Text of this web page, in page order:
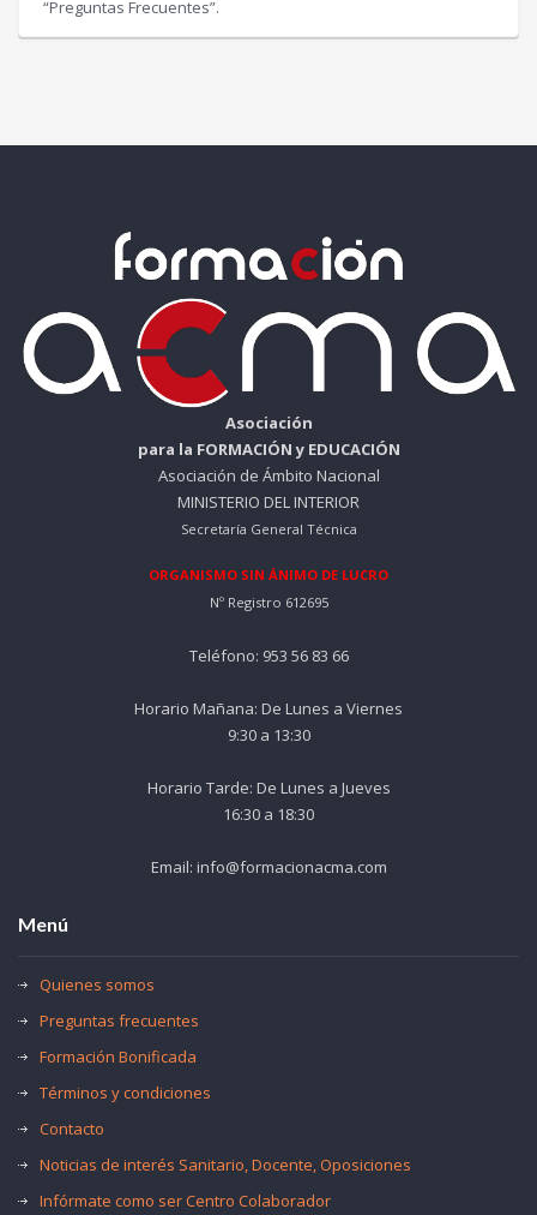
“Preguntas Frecuentes”.
Asociación
para la FORMACIÓN y EDUCACIÓN
Asociación de Ámbito Nacional
MINISTERIO DEL INTERIOR
Secretaría General Técnica
ORGANISMO SIN ÁNIMO DE LUCRO
Nº Registro 612695
Teléfono: 953 56 83 66
Horario Mañana: De Lunes a Viernes
9:30 a 13:30
Horario Tarde: De Lunes a Jueves
16:30 a 18:30
Email: info@formacionacma.com
Menú
Quienes somos
Preguntas frecuentes
Formación Bonificada
Términos y condiciones
Contacto
Noticias de interés Sanitario, Docente, Oposiciones
Infórmate como ser Centro Colaborador